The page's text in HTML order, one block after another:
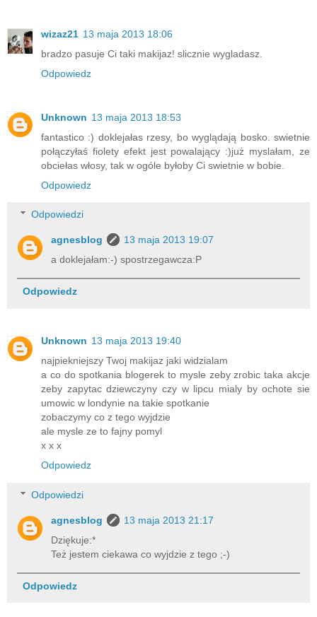
wizaz21 13 maja 2013 18:06
bradzo pasuje Ci taki makijaz! slicznie wygladasz.
Odpowiedz
Unknown 13 maja 2013 18:53
fantastico :) doklejałas rzesy, bo wyglądają bosko. swietnie
połączyłaś fiolety efekt jest powalający :)już myslałam, ze
obciełas włosy, tak w ogóle byłoby Ci swietnie w bobie.
Odpowiedz
Odpowiedzi
agnesblog
13 maja 2013 19:07
a doklejałam:-) spostrzegawcza:P
Odpowiedz
Unknown 13 maja 2013 19:40
najpiekniejszy Twoj makijaz jaki widzialam
a co do spotkania blogerek to mysle zeby zrobic taka akcje
zeby zapytac dziewczyny czy w lipcu mialy by ochote sie
umowic w londynie na takie spotkanie
zobaczymy co z tego wyjdzie
ale mysle ze to fajny pomyl
x x x
Odpowiedz
Odpowiedzi
agnesblog
13 maja 2013 21:17
Dziękuje:*
Też jestem ciekawa co wyjdzie z tego ;-)
Odpowiedz